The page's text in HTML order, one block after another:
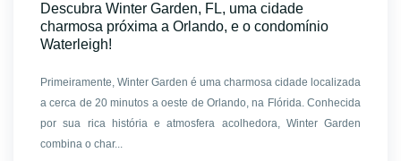
Descubra Winter Garden, FL, uma cidade
charmosa próxima a Orlando, e o condomínio
Waterleigh!
Primeiramente, Winter Garden é uma charmosa cidade localizada
a cerca de 20 minutos a oeste de Orlando, na Flórida. Conhecida
por sua rica história e atmosfera acolhedora, Winter Garden
combina o char...